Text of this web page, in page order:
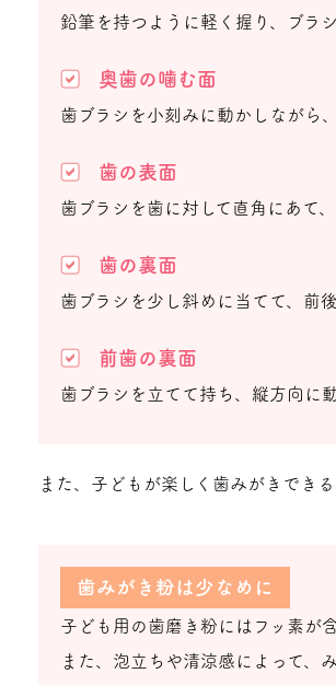
鉛筆を持つように軽く握り、ブラ
奥歯の噛む面
歯ブラシを小刻みに動かしながら
歯の表面
歯ブラシを歯に対して直角にあて
歯の裏面
歯ブラシを少し斜めに当てて、前
前歯の裏面
歯ブラシを立てて持ち、縦方向に
また、子どもが楽しく歯みがきでき
歯みがき粉は少なめに
子ども用の歯磨き粉にはフッ素が
また、泡立ちや清涼感によって、